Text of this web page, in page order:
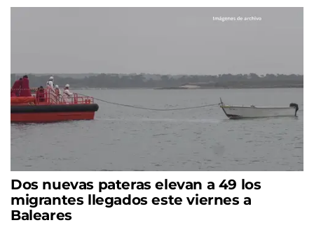
Dos nuevas pateras elevan a 49 los
migrantes llegados este viernes a
Baleares